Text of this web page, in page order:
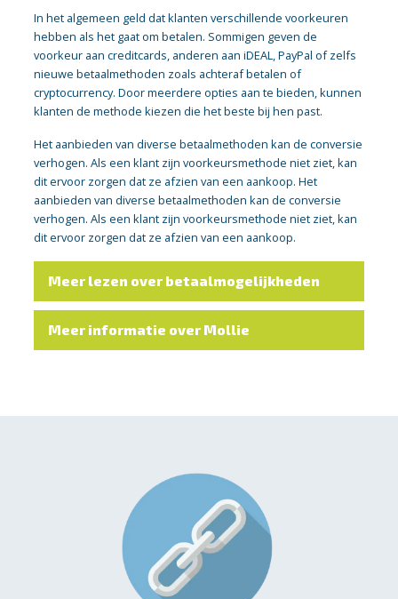
In het algemeen geld dat klanten verschillende voorkeuren
hebben als het gaat om betalen. Sommigen geven de
voorkeur aan creditcards, anderen aan iDEAL, PayPal of zelfs
nieuwe betaalmethoden zoals achteraf betalen of
cryptocurrency. Door meerdere opties aan te bieden, kunnen
klanten de methode kiezen die het beste bij hen past.
Het aanbieden van diverse betaalmethoden kan de conversie
verhogen. Als een klant zijn voorkeursmethode niet ziet, kan
dit ervoor zorgen dat ze afzien van een aankoop. Het
aanbieden van diverse betaalmethoden kan de conversie
verhogen. Als een klant zijn voorkeursmethode niet ziet, kan
dit ervoor zorgen dat ze afzien van een aankoop.
Meer lezen over betaalmogelijkheden
Meer informatie over Mollie